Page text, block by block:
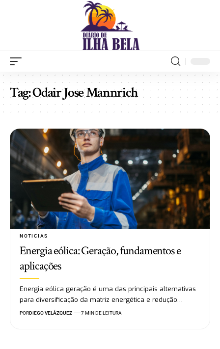
Tag:Odair Jose Mannrich
NOTICIAS
Energia eólica: Geração, fundamentos e
aplicações
Energia eólica geração é uma das principais alternativas
para diversificação da matriz energética e redução…
PORDIEGO VELÁZQUEZ 7 MIN DE LEITURA